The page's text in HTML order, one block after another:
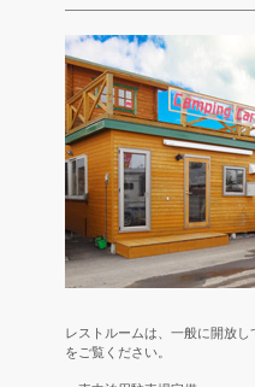
レストルームは、一般に開放
をご覧ください。